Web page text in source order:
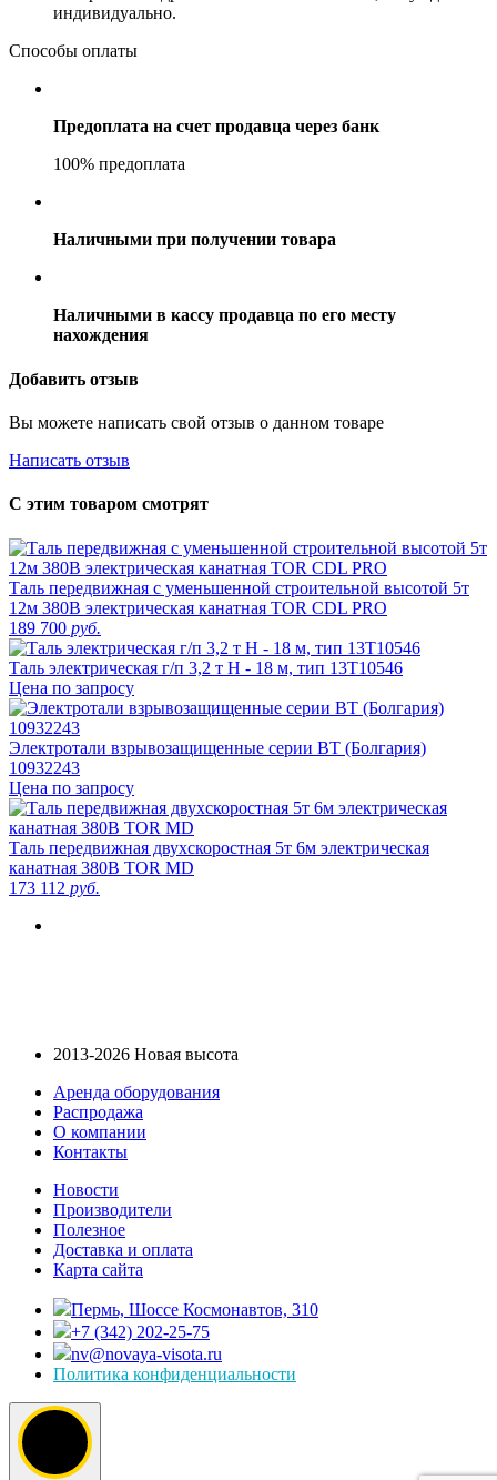
индивидуально.
Способы оплаты
Предоплата на счет продавца через банк
100% предоплата
Наличными при получении товара
Наличными в кассу продавца по его месту
нахождения
Добавить отзыв
Вы можете написать свой отзыв о данном товаре
Написать отзыв
С этим товаром смотрят
Таль передвижная с уменьшенной строительной высотой 5т
12м 380В электрическая канатная TOR CDL PRO
189 700 руб.
Таль электрическая г/п 3,2 т Н - 18 м, тип 13Т10546
Цена по запросу
Электротали взрывозащищенные серии ВТ (Болгария)
10932243
Цена по запросу
Таль передвижная двухскоростная 5т 6м электрическая
канатная 380В TOR MD
173 112 руб.
2013-2026 Новая высота
Аренда оборудования
Распродажа
О компании
Контакты
Новости
Производители
Полезное
Доставка и оплата
Карта сайта
Пермь, Шоссе Космонавтов, 310
+7 (342) 202-25-75
nv@novaya-visota.ru
Политика конфиденциальности